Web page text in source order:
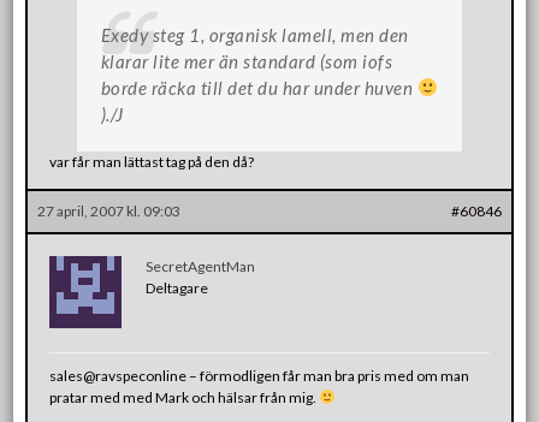
Exedy steg 1, organisk lamell, men den
klarar lite mer än standard (som iofs
borde räcka till det du har under huven
)./J
var får man lättast tag på den då?
27 april, 2007 kl. 09:03 #60846
SecretAgentMan
Deltagare
sales@ravspeconline – förmodligen får man bra pris med om man
pratar med med Mark och hälsar från mig.